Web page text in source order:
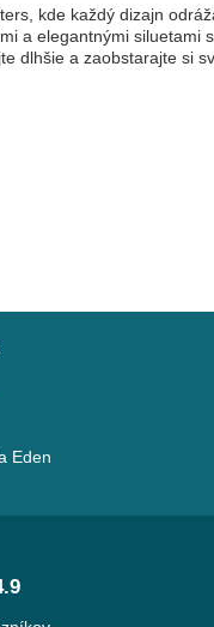
kde každý dizajn
a elegantnými siluetami
dlhšie a zaobstarajte si
Eden